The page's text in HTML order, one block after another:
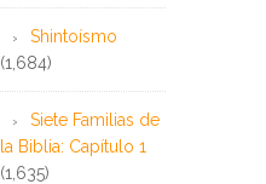
Shintoísmo
(1,684)
Siete Familias de
la Biblia: Capítulo 1
(1,635)